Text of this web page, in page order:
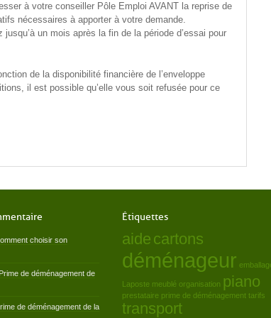
à votre conseiller Pôle Emploi AVANT la reprise de
nécessaires à apporter à votre demande.
un mois après la fin de la période d’essai pour
de la disponibilité financière de l’enveloppe
il est possible qu’elle vous soit refusée pour ce
choisir son
Prime de déménagement de
de déménagement de la
Étiquettes
aide cartons
déménageur
Laposte meublé organisation piano
prestataire prime de déménagement tarifs
transport